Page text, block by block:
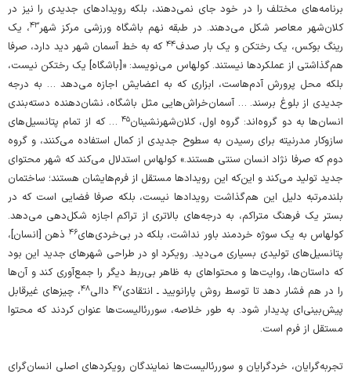
برنامه‌های مختلف را در خود جای نمی‌دهند، بلکه رویدادهای جدیدی را نیز در
کلان‌شهر معاصر شکل می‌دهند. در طبقه‌ نهم باشگاه ورزشی مرکز شهر۴۳، یک
رینگ بوکس، یک رختکن و یک بار صدف۴۴ که به خط آسمان شهر دید دارد، صرفا
هم‌گذاشتی از عملکردها نیستند. کولهاس می‌نویسد: «[باشگاه] یک رختکن نیست،
بلکه محل پرورش آدم‌هاست، ابزاری که به اعضایش اجازه می‌دهد … به درجه‌
جدیدی از بلوغ برسند. … آسمان‌خراش‌هایی مثل باشگاه، نشان‌دهنده‌ دسته‌بندی
انسان‌ها به دو گروه‌اند: گروه اول، کلان‌شهر‌نشینان۴۵ … که از تمام پتانسیل‌های
سازوکار مدرنیته برای رسیدن به سطوح جدیدی از کمال استفاده می‌کنند، و گروه
دوم که صرفا نژاد انسان سنتی هستند.» کولهاس استدلال می‌کند که شهر محتوای
جدید تولید می‌کند و این‌که این رویدادها مستقل از فرم‌هایشان هستند؛ ساختمان
بلندمرتبه دلیل این هم‌گذاشت رویدادها نیست، بلکه صرفا فضایی است که در
بستر یک فرهنگ متراکم، به درجه‌های بالاتری از تراکم اجازه‌ شکل‌دهی می‌دهد.
کولهاس به یک سوژه‌ خردمند باور نداشت، بلکه در بی‌خردی‌های۴۶ ذهن [انسان]،
پتانسیل‌های تولیدی بسیاری می‌دید. رویکرد او در طراحی شهرهای جدید این بود
که داستان‌ها، روایت‌ها و محتواهای به‌ ظاهر بی‌ربط دیگر را جمع‌آوری کند و آن‌ها
را در هم فشار دهد تا توسط روش پارانویید ـ انتقادی۴۷دالی۴۸، چیزهای غیرقابل‌
پیش‌بینی‌ای پدیدار شود. به طور خلاصه، سوررئالیست‌ها عنوان کردند که محتوا
مستقل از فرم است.
تجربه‌گرایان، خردگرایان و سوررئالیست‌ها نمایندگان رویکردهای اصلی انسان‌گرای